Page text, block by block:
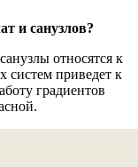
и санузлов?
относятся к
систем приведет к
градиентов